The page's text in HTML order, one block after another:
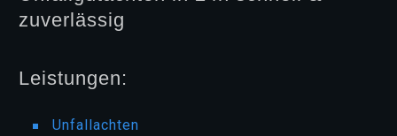
zuverlässig
Leistungen:
Unfallachten